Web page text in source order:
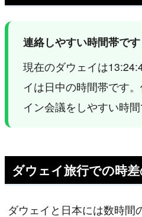
連絡しやすい時間帯です
現在のダウェイは
イは日中の時間帯です
イン会議をしやすい時間
ダウェイ旅行での時
ダウェイと日本には数時間